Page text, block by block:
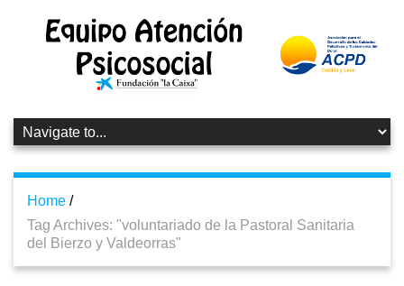
Home /
Tag Archives: "voluntariado de la Pastoral Sanitaria
del Bierzo y Valdeorras"